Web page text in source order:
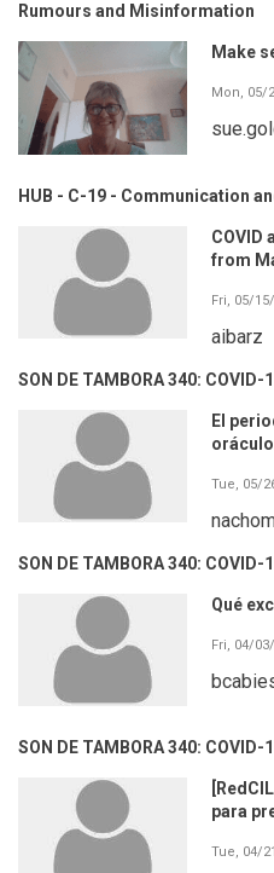
Rumours and Misinformation
Make
Mon, 05/
HUB - C-19 - Communication
COVID
from
Fri, 05/
aibarz
SON DE TAMBORA 340:
El
Tue, 05/
SON DE TAMBORA 340:
Qué
Fri, 04/
SON DE TAMBORA 340:
para
Tue, 04/